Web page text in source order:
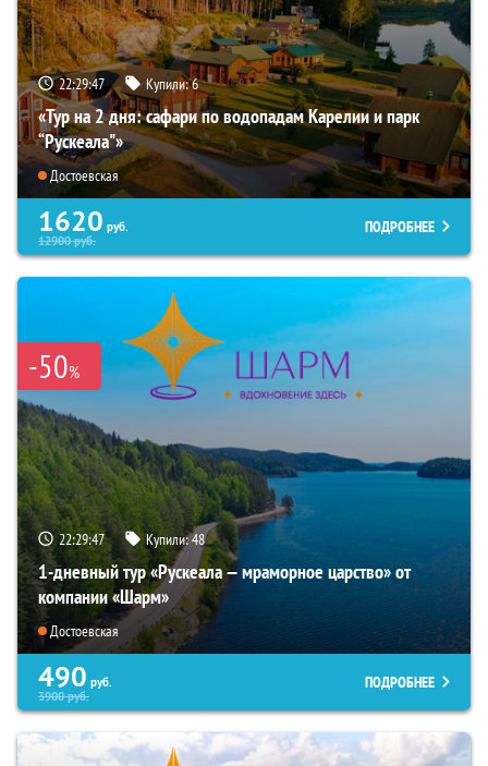
22:29:45 Купили:6
«Тур на 2 дня: сафари по водопадам Карелии и парк
“Рускеала"»
Достоевская
1620 руб.
12900руб.
ПОДРОБНЕЕ
-50%
22:29:45 Купили:48
1-дневный тур «Рускеала — мраморное царство» от
компании «Шарм»
Достоевская
490 руб.
3900руб.
ПОДРОБНЕЕ